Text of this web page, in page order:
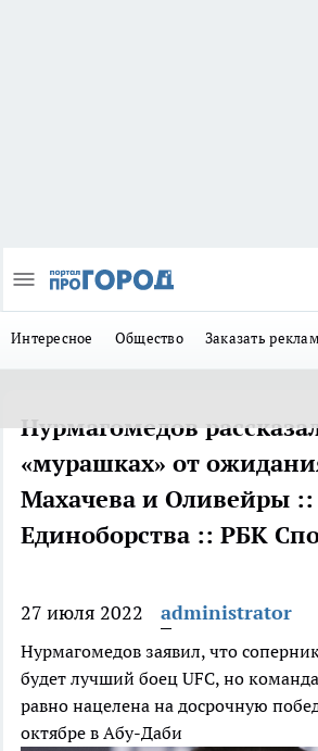
Интересное Общество Заказать
Нурмагомедов
«мурашках» от
Махачева и Оливейры ::
Единоборства :: РБК
27 июля 2022 administrator
Нурмагомедов заявил, что
будет лучший боец UFC, но
равно нацелена на досрочную
октябре в Абу-Даби